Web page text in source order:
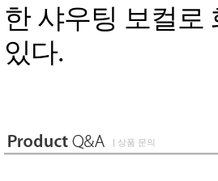
한 샤우팅 보컬로
있다.
| 상품 문의